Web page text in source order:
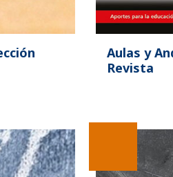
Aulas y
Revista